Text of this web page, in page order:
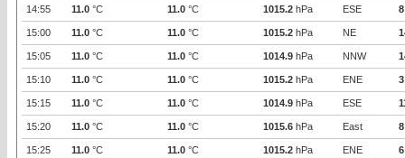
14:55 11.0 °C 11.0 °C 1015.2 hPa ESE 8
15:00 11.0 °C 11.0 °C 1015.2 hPa NE
15:05 11.0 °C 11.0 °C 1014.9 hPa NNW
15:10 11.0 °C 11.0 °C 1015.2 hPa ENE 3
15:15 11.0 °C 11.0 °C 1014.9 hPa ESE
15:20 11.0 °C 11.0 °C 1015.6 hPa East 8
15:25 11.0 °C 11.0 °C 1015.2 hPa ENE 6